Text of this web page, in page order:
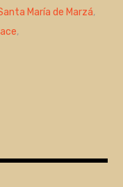
María de Marzá,
,